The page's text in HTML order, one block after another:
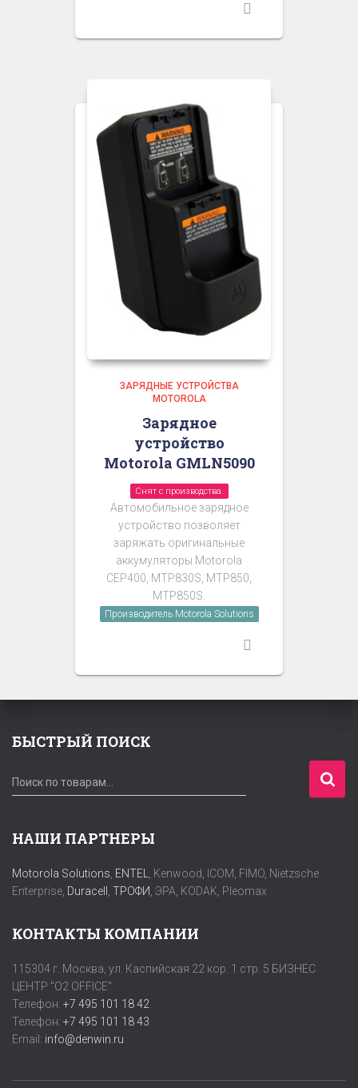
ЗАРЯДНЫЕ УСТРОЙСТВА
MOTOROLA
Зарядное
устройство
Motorola GMLN5090
Снят с производства.
Автомобильное зарядное
устройство позволяет
заряжать оригинальные
аккумуляторы Motorola
CEP400, MTP830S, MTP850,
MTP850S.
Производитель Motorola Solutions
БЫСТРЫЙ ПОИСК
И
с
т
:
Поиск по товарам…
НАШИ ПАРТНЕРЫ
Motorola Solutions ENTEL
, Kenwood, ICOM, FIMO, Nietzsche
Enterprise, Duracell ТРОФИ , ЭРА, KODAK, Pleomax
КОНТАКТЫ КОМПАНИИ
115304 г. Москва, ул. Каспийская 22 кор. 1 стр. 5 БИЗНЕС
ЦЕНТР "O2 OFFICE"
Телефон: +7 495 101 18 42
Телефон: +7 495 101 18 43
Email: info@denwin.ru